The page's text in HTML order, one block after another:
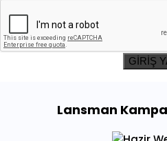
GİRİŞ
Lansman